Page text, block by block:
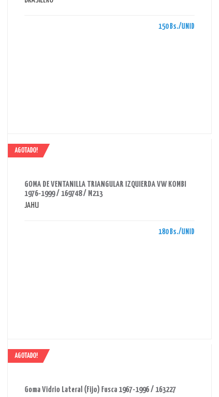
150 Bs./UNID
AGOTADO!
GOMA DE VENTANILLA TRIANGULAR IZQUIERDA VW KOMBI
1976-1999 / 169748 / M213
JAHU
180 Bs./UNID
AGOTADO!
Goma Vidrio Lateral (Fijo) Fusca 1967-1996 / 163227